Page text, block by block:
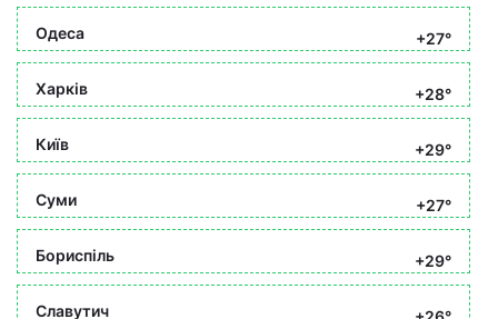
Одеса +27°
Харків +28°
Київ +29°
Суми +27°
Бориспіль +29°
Славутич